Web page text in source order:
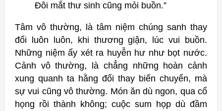
Đôi mắt thư sinh cũng mỏi buồn.”
Tâm vô thường, là tâm niệm chúng sanh thay
đổi luôn luôn, khi thương giận, lúc vui buồn.
Những niệm ấy xét ra huyễn hư như bọt nước.
Cảnh vô thường, là chẳng những hoàn cảnh
xung quanh ta hằng đổi thay biến chuyển, mà
sự vui cũng vô thường. Món ăn dù ngon, qua cổ
họng rồi thành không; cuộc sum họp dù đầm